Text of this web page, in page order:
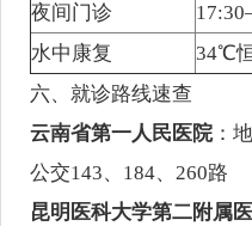
夜间门诊
水中康复
34℃
六、就诊路线速查
云南省第一人民医院：
公交143、184、260路
昆明医科大学第二附属